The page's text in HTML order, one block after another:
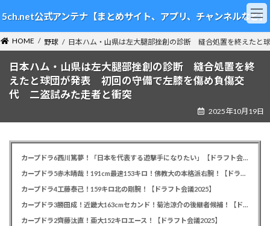
ン
テ
ン
ツ
ビ
ゲ
ー
シ
5ch.net公式アンテナ【まとめサイト、アプリ、チャンネルなど】
HOME 野球 日本ハム・山県は左大腿部挫創の診断 縫合処置を終えた
日本ハム・山県は左大腿部挫創の診断 縫合処置を終
えたと球団が発表 初回の守備で左膝を傷め負傷交
代 二盗試みた走者と衝突
2025年10月19日
カープドラ6西川篤夢！「日本を代表する遊撃手になりたい」【ドラフト会議2025】
カープドラ5赤木晴哉！191cm最速153キロ！佛教大の本格派右腕！【ドラフト会議2025】
カープドラ4工藤泰己！159キロ北の剛腕！【ドラフト会議2025】
カープドラ3勝田成！近畿大163cmセカンド！菊池涼介の後継者候補！【ドラフト会議2025】
カープドラ2齊藤汰直！亜大152キロエース！【ドラフト会議2025】